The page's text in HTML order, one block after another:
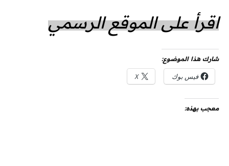
اقرأ على الموقع الرسمي
شارك هذا الموضوع:
فيس بوك X
معجب بهذه: